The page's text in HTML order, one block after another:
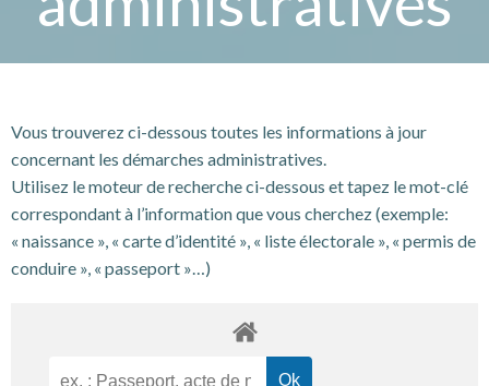
Vous trouverez ci-dessous toutes les informations à jour
concernant les démarches administratives.
Utilisez le moteur de recherche ci-dessous et tapez le mot-clé
correspondant à l’information que vous cherchez (exemple:
« naissance », « carte d’identité », « liste électorale », « permis de
conduire », « passeport »…)